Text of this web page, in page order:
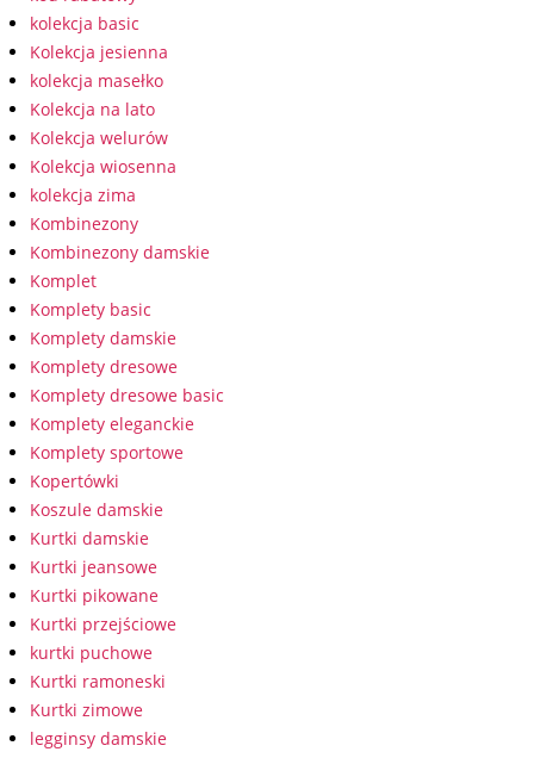
kolekcja basic
Kolekcja jesienna
kolekcja masełko
Kolekcja na lato
Kolekcja welurów
Kolekcja wiosenna
kolekcja zima
Kombinezony
Kombinezony damskie
Komplet
Komplety basic
Komplety damskie
Komplety dresowe
Komplety dresowe basic
Komplety eleganckie
Komplety sportowe
Kopertówki
Koszule damskie
Kurtki damskie
Kurtki jeansowe
Kurtki pikowane
Kurtki przejściowe
kurtki puchowe
Kurtki ramoneski
Kurtki zimowe
legginsy damskie